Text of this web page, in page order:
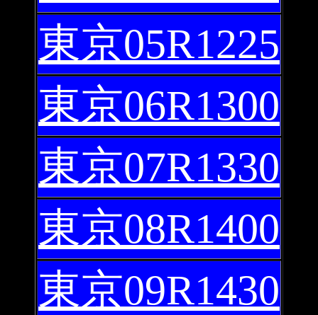
東京05R1225
東京06R1300
東京07R1330
東京08R1400
東京09R1430